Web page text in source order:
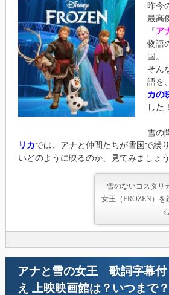
昨今
最高
『ア
物語
国。
そん
語を
カの
した！
雪の
リカでは、アナと仲間たちが雪国で繰
いどのように映るのか、見てみましょう
雪のないコスタリ
女王（FROZEN）
アナと雪の女王 歌詞字幕付
え 上映映画館は？いつまで？